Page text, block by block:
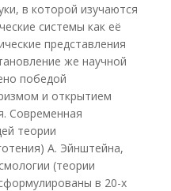
в которой изучаются
системы как её
представления
же научной
победой
и открытием
Современная
теории
А. Эйнштейна,
(теории
в 20-х